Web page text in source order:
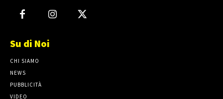
Su di Noi
CHI SIAMO
NEWS
PUBBLICITÀ
VIDEO